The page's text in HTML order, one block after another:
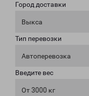
Город доставки
Выкса
Тип перевозки
Автоперевозка
Введите вес
От 3000 кг